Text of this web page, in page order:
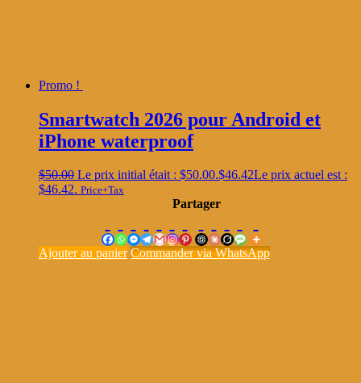
Promo !
Smartwatch 2026 pour Android et
iPhone waterproof
$50.00 Le prix initial était : $50.00.$46.42Le prix actuel est :
$46.42. Price+Tax
Partager
Ajouter au panier Commander via WhatsApp